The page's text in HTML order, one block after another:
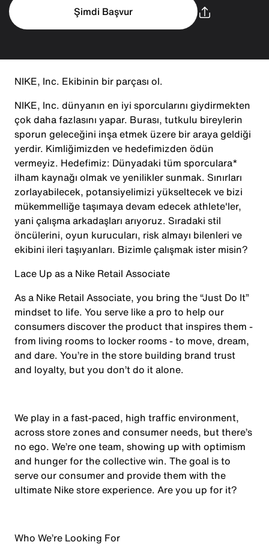
Şimdi Başvur
NIKE, Inc. Ekibinin bir parçası ol.
NIKE, Inc. dünyanın en iyi sporcularını giydirmekten
çok daha fazlasını yapar. Burası, tutkulu bireylerin
sporun geleceğini inşa etmek üzere bir araya geldiği
yerdir. Kimliğimizden ve hedefimizden ödün
vermeyiz. Hedefimiz: Dünyadaki tüm sporculara*
ilham kaynağı olmak ve yenilikler sunmak. Sınırları
zorlayabilecek, potansiyelimizi yükseltecek ve bizi
mükemmelliğe taşımaya devam edecek athlete'ler,
yani çalışma arkadaşları arıyoruz. Sıradaki stil
öncülerini, oyun kurucuları, risk almayı bilenleri ve
ekibini ileri taşıyanları. Bizimle çalışmak ister misin?
Lace Up as a Nike Retail Associate
As a Nike Retail Associate, you bring the “Just Do It”
mindset to life. You serve like a pro to help our
consumers discover the product that inspires them -
from living rooms to locker rooms - to move, dream,
and dare. You’re in the store building brand trust
and loyalty, but you don’t do it alone.
We play in a fast-paced, high traffic environment,
across store zones and consumer needs, but there’s
no ego. We’re one team, showing up with optimism
and hunger for the collective win. The goal is to
serve our consumer and provide them with the
ultimate Nike store experience. Are you up for it?
Who We’re Looking For